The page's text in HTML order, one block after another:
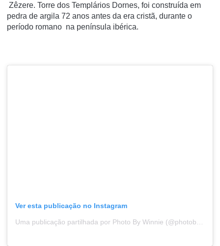
Zêzere. Torre dos Templários Dornes, foi construída em
pedra de argila 72 anos antes da era cristã, durante o
período romano na península ibérica.
Ver esta publicação no Instagram
Uma publicação partilhada por Photo By Winnie (@photobywinnie)